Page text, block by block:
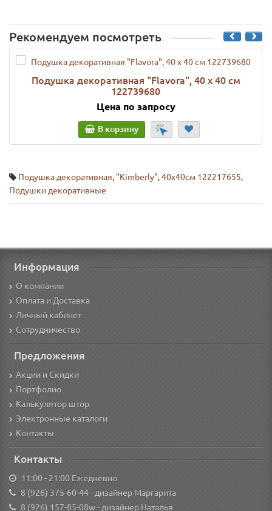
Рекомендуем посмотреть
Подушка декоративная "Flavora", 40 х 40 см
122739680
Цена по запросу
В корзину
Подушка декоративная, "Kimberly",40x40см 122217655,
Подушки декоративные
Информация
О компании
Оплата и Доставка
Личный кабинет
Сотрудничество
Предложения
Акции и Скидки
Портфолио
Калькулятор штор
Электронные каталоги
Контакты
Контакты
11:00 - 21:00 Ежедневно
8 (926) 375-60-44- дизайнер Маргарита
8 (926) 157-85-08w- дизайнер Наталья